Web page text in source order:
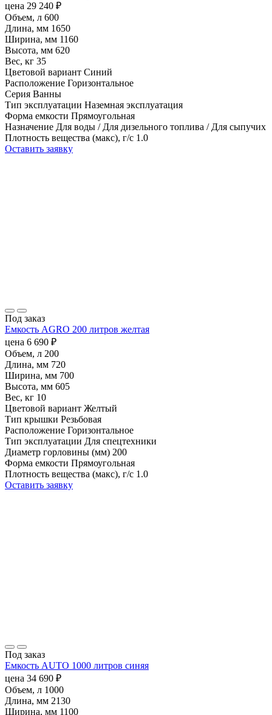
цена 29 240 ₽
Объем, л 600
Длина, мм 1650
Ширина, мм 1160
Высота, мм 620
Вес, кг 35
Цветовой вариант Синий
Расположение Горизонтальное
Серия Ванны
Тип эксплуатации Наземная эксплуатация
Форма емкости Прямоугольная
Назначение Для воды / Для дизельного топлива / Для сыпучих
Плотность вещества (макс), г/с 1.0
Оставить заявку
Под заказ
Емкость AGRO 200 литров желтая
цена 6 690 ₽
Объем, л 200
Длина, мм 720
Ширина, мм 700
Высота, мм 605
Вес, кг 10
Цветовой вариант Желтый
Тип крышки Резьбовая
Расположение Горизонтальное
Тип эксплуатации Для спецтехники
Диаметр горловины (мм) 200
Форма емкости Прямоугольная
Плотность вещества (макс), г/с 1.0
Оставить заявку
Под заказ
Емкость AUTO 1000 литров синяя
цена 34 690 ₽
Объем, л 1000
Длина, мм 2130
Ширина, мм 1100